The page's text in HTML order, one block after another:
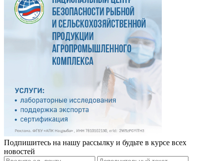
Подпишитесь на нашу рассылку и будьте в курсе всех
новостей